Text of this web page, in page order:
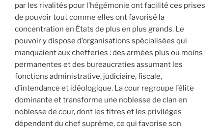
par les rivalités pour l’hégémonie ont facilité ces prises
de pouvoir tout comme elles ont favorisé la
concentration en États de plus en plus grands. Le
pouvoir y dispose d’organisations spécialisées qui
manquaient aux chefferies : des armées plus ou moins
permanentes et des bureaucraties assumant les
fonctions administrative, judiciaire, fiscale,
d’intendance et idéologique. La cour regroupe l’élite
dominante et transforme une noblesse de clan en
noblesse de cour, dont les titres et les privilèges
dépendent du chef suprême, ce qui favorise son